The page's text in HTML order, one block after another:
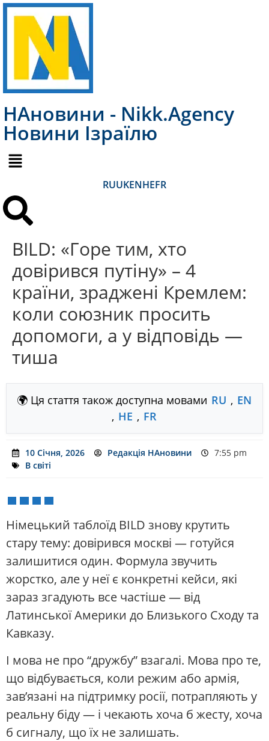
НАновини - Nikk.Agency
Новини Ізраїлю
RUUKENHEFR
BILD: «Горе тим, хто
довірився путіну» – 4
країни, зраджені Кремлем:
коли союзник просить
допомоги, а у відповідь —
тиша
🌍 Ця стаття також доступна мовами RU , EN
, HE , FR
10 Січня, 2026 Редакція НАновини
7:55 pm
В світі
Німецький таблоїд BILD знову крутить
стару тему: довірився москві — готуйся
залишитися один. Формула звучить
жорстко, але у неї є конкретні кейси, які
зараз згадують все частіше — від
Латинської Америки до Близького Сходу та
Кавказу.
І мова не про “дружбу” взагалі. Мова про те,
що відбувається, коли режим або армія,
зав’язані на підтримку росії, потрапляють у
реальну біду — і чекають хоча б жесту, хоча
б сигналу, що їх не залишать.